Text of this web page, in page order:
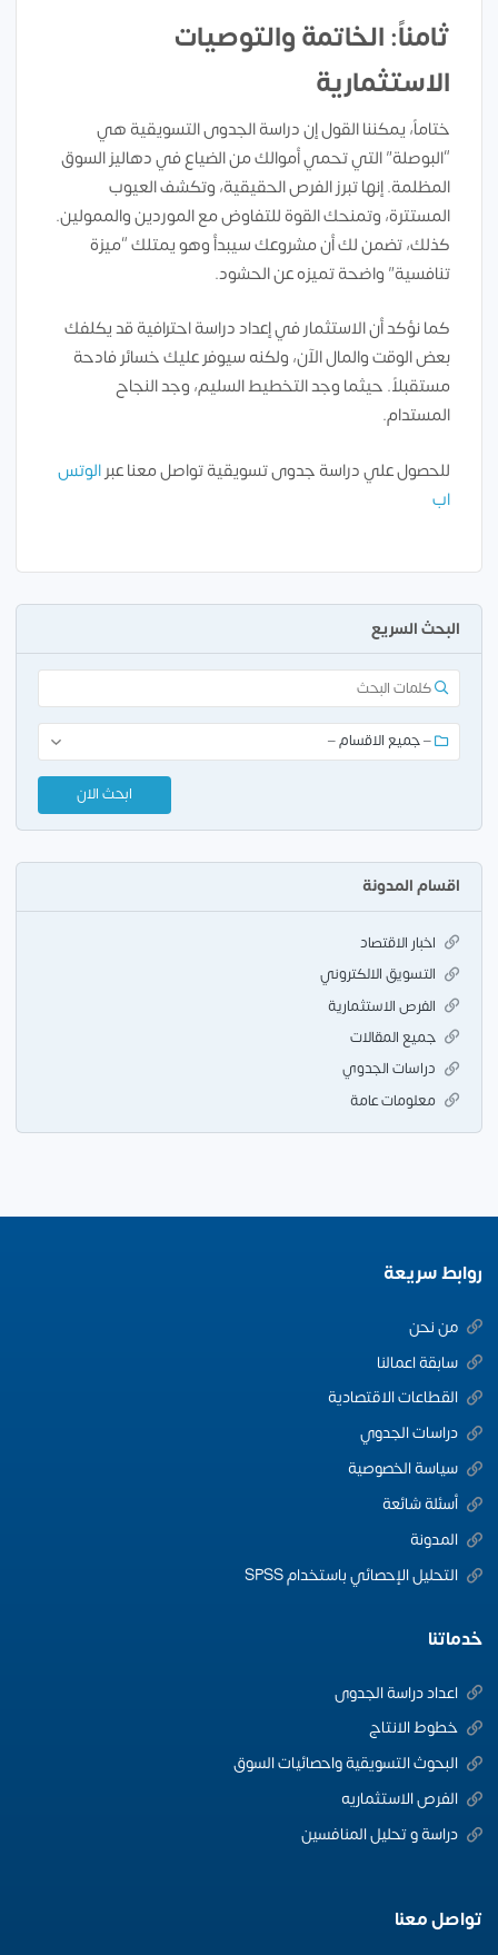
ثامناً: الخاتمة والتوصيات
الاستثمارية
ختاماً، يمكننا القول إن دراسة الجدوى التسويقية هي
“البوصلة” التي تحمي أموالك من الضياع في دهاليز السوق
المظلمة. إنها تبرز الفرص الحقيقية، وتكشف العيوب
المستترة، وتمنحك القوة للتفاوض مع الموردين والممولين.
كذلك، تضمن لك أن مشروعك سيبدأ وهو يمتلك “ميزة
تنافسية” واضحة تميزه عن الحشود.
كما نؤكد أن الاستثمار في إعداد دراسة احترافية قد يكلفك
بعض الوقت والمال الآن، ولكنه سيوفر عليك خسائر فادحة
مستقبلاً. حيثما وجد التخطيط السليم، وجد النجاح
المستدام.
للحصول علي دراسة جدوى تسويقية تواصل معنا عبرالوتس
اب
البحث السريع
اقسام المدونة
اخبار الاقتصاد
التسويق الالكتروني
الفرص الاستثمارية
جميع المقالات
دراسات الجدوي
معلومات عامة
روابط سريعة
من نحن
سابقة اعمالنا
القطاعات الاقتصادية
دراسات الجدوي
سياسة الخصوصية
أسئلة شائعة
المدونة
التحليل الإحصائي باستخدام SPSS
خدماتنا
اعداد دراسة الجدوى
خطوط الانتاج
البحوث التسويقية واحصائيات السوق
الفرص الاستثماريه
دراسة و تحليل المنافسين
تواصل معنا